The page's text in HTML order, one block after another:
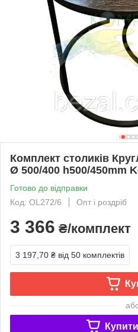
Комплект столиків
Ø 500/400 h500/450mm
Готово до відправки
Код: OL272/6
Опт і роздріб
3 366 ₴/комплект
3 197,70 ₴ від 50 комплектів